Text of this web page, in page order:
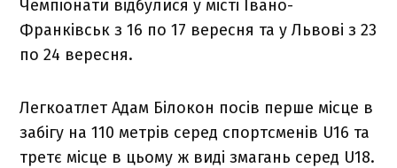
Чемпіонати відбулися у місті Івано-
Франківськ з 16 по 17 вересня та у Львові з 23
по 24 вересня.
Легкоатлет Адам Білокон посів перше місце в
забігу на 110 метрів серед спортсменів U16 та
третє місце в цьому ж виді змагань серед U18.